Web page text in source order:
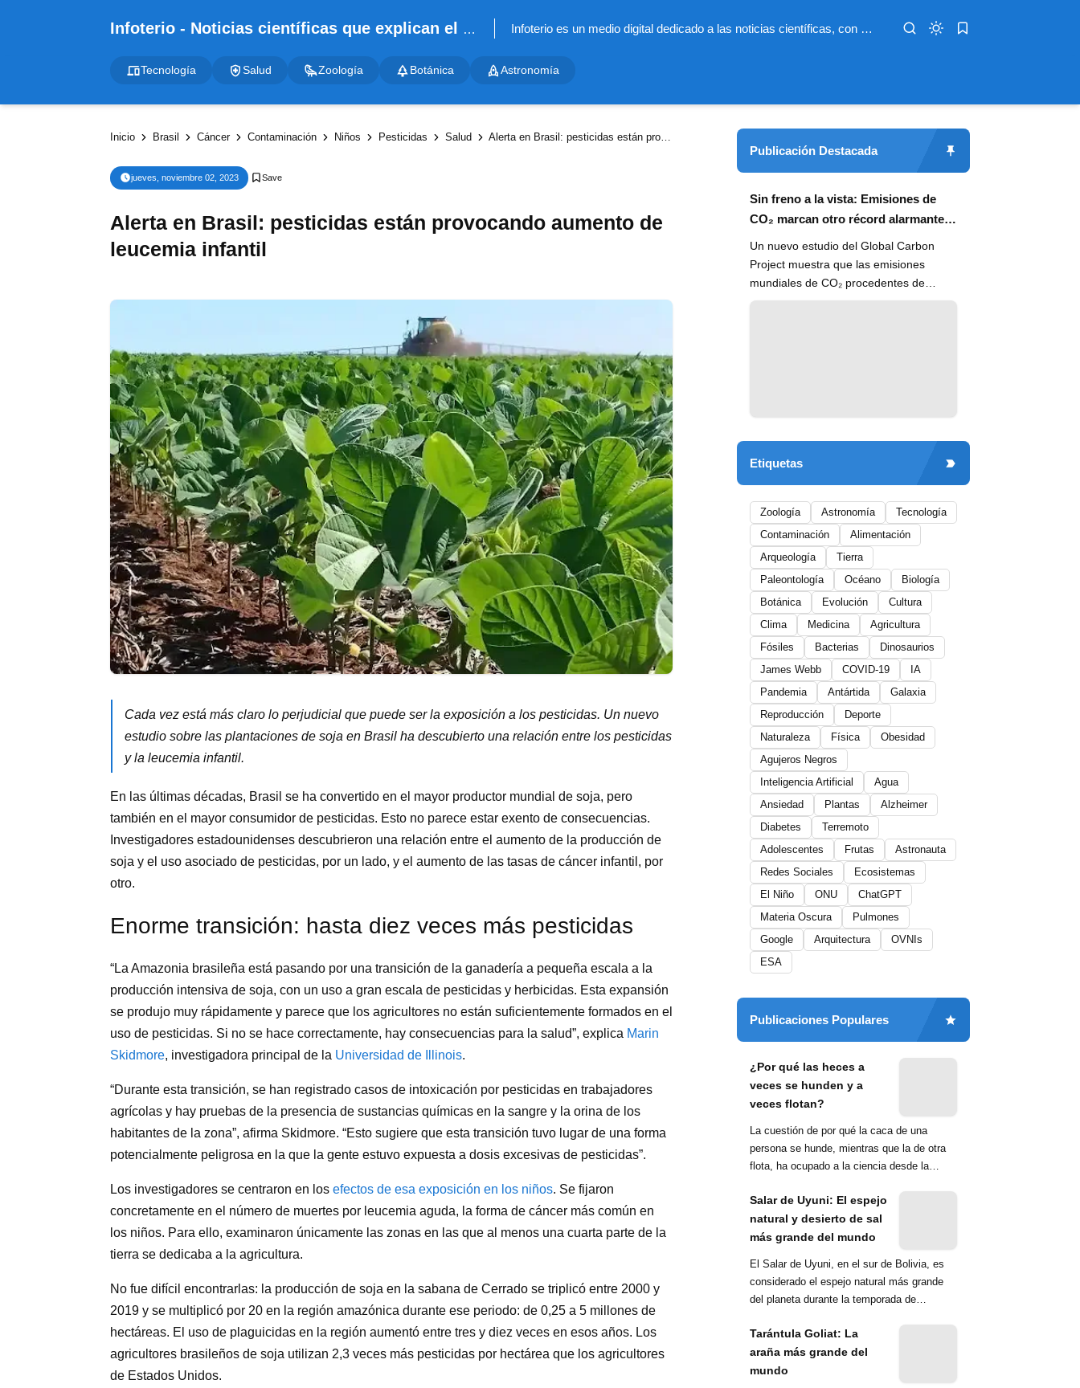
Infoterio - Noticias científicas que explican el mundo Infoterio es un medio digital dedicado a las noticias científicas, con artículos extensos y bien documentados sobre salud, medioambiente, tecnología, espacio, psicología, evolución y más. Nuestro objetivo es hacer accesible el conocimiento científico a lectores de habla hispana en todo el mundo, con información actualizada, fuentes confiables y explicaciones claras que conectan la ciencia con la vida cotidiana.
Tecnología Salud Zoología Botánica Astronomía
Inicio Brasil Cáncer Contaminación Niños Pesticidas Salud Alerta en Brasil: pesticidas están provocando aumento de leucemia infantil
jueves, noviembre 02, 2023
Alerta en Brasil: pesticidas están provocando aumento de
leucemia infantil
Cada vez está más claro lo perjudicial que puede ser la exposición a los pesticidas. Un nuevo
estudio sobre las plantaciones de soja en Brasil ha descubierto una relación entre los pesticidas
y la leucemia infantil.
En las últimas décadas, Brasil se ha convertido en el mayor productor mundial de soja, pero
también en el mayor consumidor de pesticidas. Esto no parece estar exento de consecuencias.
Investigadores estadounidenses descubrieron una relación entre el aumento de la producción de
soja y el uso asociado de pesticidas, por un lado, y el aumento de las tasas de cáncer infantil, por
otro.
Enorme transición: hasta diez veces más pesticidas
“La Amazonia brasileña está pasando por una transición de la ganadería a pequeña escala a la
producción intensiva de soja, con un uso a gran escala de pesticidas y herbicidas. Esta expansión
se produjo muy rápidamente y parece que los agricultores no están suficientemente formados en el
uso de pesticidas. Si no se hace correctamente, hay consecuencias para la salud”, explica Marin
Skidmore, investigadora principal de la Universidad de Illinois.
“Durante esta transición, se han registrado casos de intoxicación por pesticidas en trabajadores
agrícolas y hay pruebas de la presencia de sustancias químicas en la sangre y la orina de los
habitantes de la zona”, afirma Skidmore. “Esto sugiere que esta transición tuvo lugar de una forma
potencialmente peligrosa en la que la gente estuvo expuesta a dosis excesivas de pesticidas”.
Los investigadores se centraron en los efectos de esa exposición en los niños. Se fijaron
concretamente en el número de muertes por leucemia aguda, la forma de cáncer más común en
los niños. Para ello, examinaron únicamente las zonas en las que al menos una cuarta parte de la
tierra se dedicaba a la agricultura.
No fue difícil encontrarlas: la producción de soja en la sabana de Cerrado se triplicó entre 2000 y
2019 y se multiplicó por 20 en la región amazónica durante ese periodo: de 0,25 a 5 millones de
hectáreas. El uso de plaguicidas en la región aumentó entre tres y diez veces en esos años. Los
agricultores brasileños de soja utilizan 2,3 veces más pesticidas por hectárea que los agricultores
de Estados Unidos.
Publicación Destacada
Sin freno a la vista: Emisiones de
CO₂ marcan otro récord alarmante
en 2024
Un nuevo estudio del Global Carbon
Project muestra que las emisiones
mundiales de CO₂ procedentes de
combustibles fósiles han alcanzado un
Etiquetas
Zoología Astronomía
Tecnología
Contaminación
Alimentación
Arqueología
Tierra
Paleontología
Océano
Biología
Botánica
Evolución
Cultura
Clima
Medicina
Agricultura
Fósiles
Bacterias
Dinosaurios
James Webb
COVID-19
IA
Pandemia
Antártida
Galaxia
Reproducción
Deporte
Naturaleza
Física
Obesidad
Agujeros Negros
Inteligencia Artificial
Agua
Ansiedad
Plantas
Alzheimer
Diabetes
Terremoto
Adolescentes
Frutas
Astronauta
Redes Sociales
Ecosistemas
El Niño
ONU
ChatGPT
Materia Oscura
Pulmones
Google
Arquitectura
OVNIs
ESA
Publicaciones Populares
¿Por qué las heces a
veces se hunden y a
veces flotan?
La cuestión de por qué la caca de una
persona se hunde, mientras que la de otra
flota, ha ocupado a la ciencia desde la
Salar de Uyuni: El espejo
natural y desierto de sal
más grande del mundo
El Salar de Uyuni, en el sur de Bolivia, es
considerado el espejo natural más grande
del planeta durante la temporada de
Tarántula Goliat: La
araña más grande del
mundo